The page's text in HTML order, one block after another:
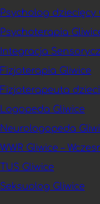
Psycholog dziecięcy
Psychoterapia
Integracja
Fizjoterapia Gliwice
Fizjoterapeuta
Logopeda Gliwice
Neurologopeda
WWR Gliwice –
TUS Gliwice
Seksuolog Gliwice